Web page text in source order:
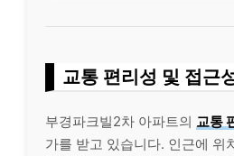
교통 편리성 및 접근
부경파크빌2차 아파트의 교통
가를 받고 있습니다. 인근에 위